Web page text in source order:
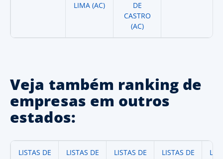
LIMA (AC)
DE
CASTRO
(AC)
Veja também ranking de
empresas em outros
estados:
LISTAS DE
LISTAS DE
LISTAS DE
LISTAS DE